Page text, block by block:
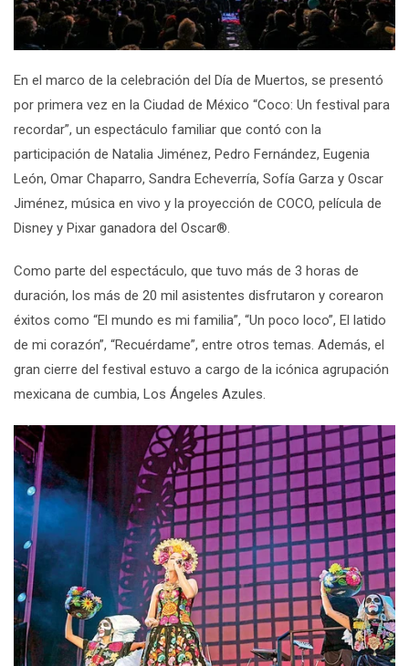
En el marco de la celebración del Día de Muertos, se presentó
por primera vez en la Ciudad de México “Coco: Un festival para
recordar”, un espectáculo familiar que contó con la
participación de Natalia Jiménez, Pedro Fernández, Eugenia
León, Omar Chaparro, Sandra Echeverría, Sofía Garza y Oscar
Jiménez, música en vivo y la proyección de COCO, película de
Disney y Pixar ganadora del Oscar®.
Como parte del espectáculo, que tuvo más de 3 horas de
duración, los más de 20 mil asistentes disfrutaron y corearon
éxitos como “El mundo es mi familia”, “Un poco loco”, El latido
de mi corazón”, “Recuérdame”, entre otros temas. Además, el
gran cierre del festival estuvo a cargo de la icónica agrupación
mexicana de cumbia, Los Ángeles Azules.